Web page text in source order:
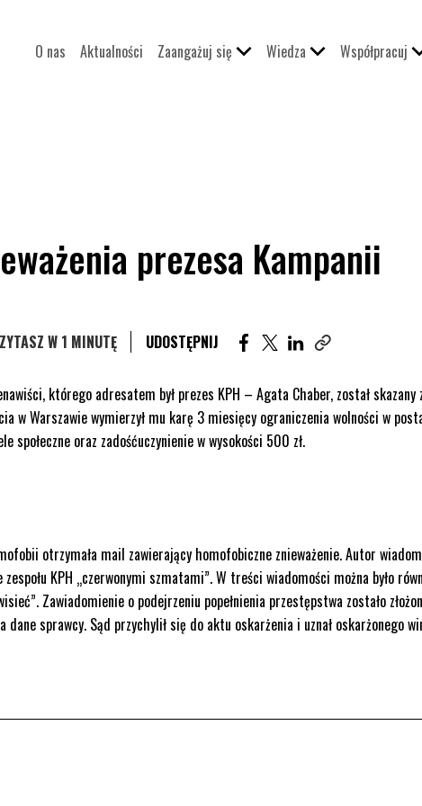
O nas Aktualności Zaangażuj się Wiedza Współpracuj
prezesa Kampanii
W 1 MINUTĘ UDOSTĘPNIJ UDOSTĘPNIJ ARTYKUŁ NA
UDOSTĘPNIJ ARTYKUŁ
UDOSTĘPNIJ
którego adresatem był prezes KPH – Agata Chaber, został skazany
w Warszawie wymierzył mu karę 3 miesięcy ograniczenia wolności w
społeczne oraz zadośćuczynienie w wysokości 500 zł.
otrzymała mail zawierający homofobiczne znieważenie. Autor
zespołu KPH „czerwonymi szmatami”. W treści wiadomości można było
Zawiadomienie o podejrzeniu popełnienia przestępstwa zostało
sprawcy. Sąd przychylił się do aktu oskarżenia i uznał oskarżonego